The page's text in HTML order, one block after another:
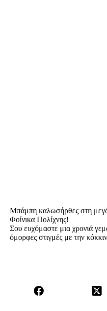
Μπάμπη καλωσήρθες στη
Φοίνικα Πολίχνης!
Σου ευχόμαστε μια χρονιά
όμορφες στιγμές με την